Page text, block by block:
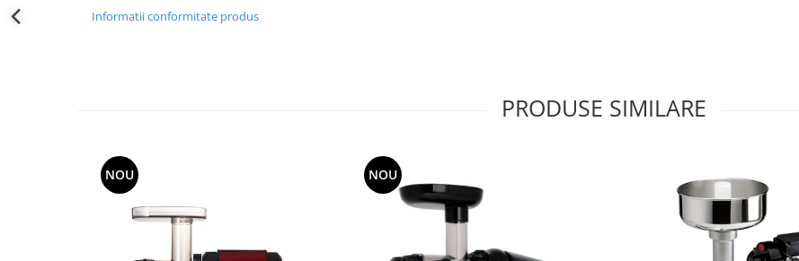
Informatii conformitate produs
PRODUSE SIMILARE
NOU NOU